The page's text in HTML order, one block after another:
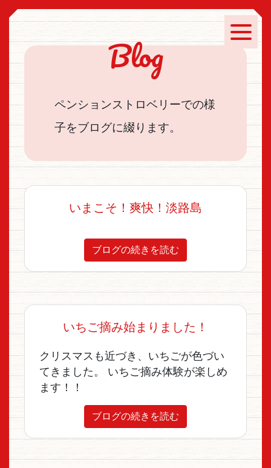
Blog
ペンションストロベリーでの様
子をブログに綴ります。
いまこそ！爽快！淡路島
ブログの続きを読む
いちご摘み始まりました！
クリスマスも近づき、いちごが色づい
てきました。 いちご摘み体験が楽しめ
ます！！
ブログの続きを読む